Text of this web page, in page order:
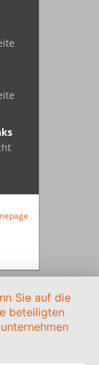
Sie auf die
beteiligten